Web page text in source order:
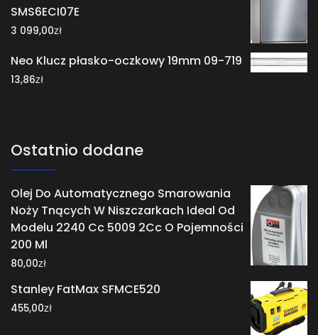
SMS6ECI07E
3 099,00zł
Neo Klucz płasko-oczkowy 19mm 09-719
13,86zł
Ostatnio dodane
Olej Do Automatycznego Smarowania
Noży Tnących W Niszczarkach Ideal Od
Modelu 2240 Cc 5009 2Cc O Pojemności
200 Ml
80,00zł
Stanley FatMax SFMCE520
455,00zł